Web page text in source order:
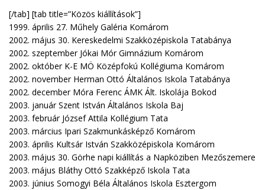
[/tab] [tab title=”Közös kiállítások”]
1999. április 27. Műhely Galéria Komárom
2002. május 30. Kereskedelmi Szakközépiskola Tatabánya
2002. szeptember Jókai Mór Gimnázium Komárom
2002. október K-E MÖ Középfokú Kollégiuma Komárom
2002. november Herman Ottó Általános Iskola Tatabánya
2002. december Móra Ferenc ÁMK Ált. Iskolája Bokod
2003. január Szent István Általános Iskola Baj
2003. február József Attila Kollégium Tata
2003. március Ipari Szakmunkásképző Komárom
2003. április Kultsár István Szakközépiskola Komárom
2003. május 30. Görhe napi kiállítás a Napköziben Mezőszemere
2003. május Bláthy Ottó Szakképző Iskola Tata
2003. június Somogyi Béla Általános Iskola Esztergom